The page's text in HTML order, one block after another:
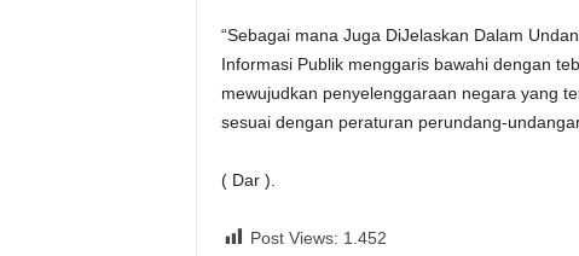
“Sebagai mana Juga DiJelaskan Dalam
Informasi Publik menggaris bawahi dengan
mewujudkan penyelenggaraan negara yang
sesuai dengan peraturan perundang-
( Dar ).
Post Views: 1.452